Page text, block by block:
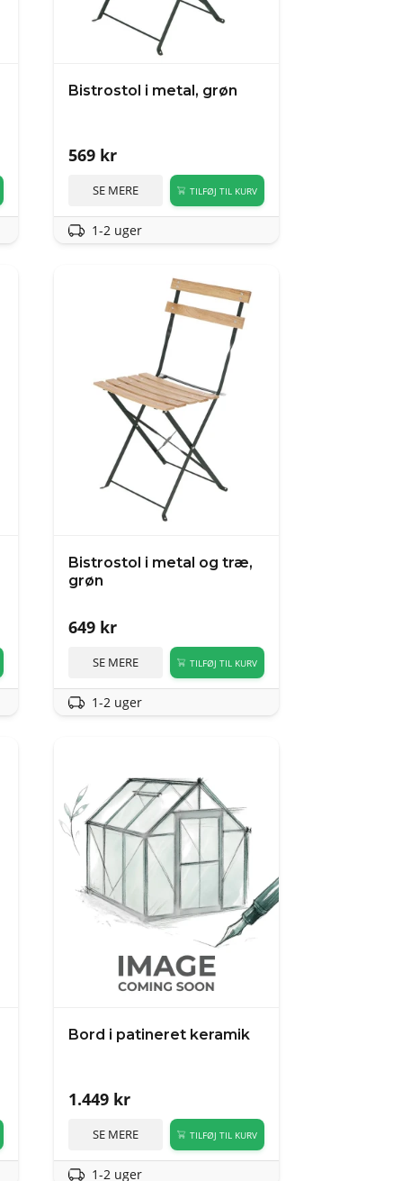
Bistrostol i metal, grøn
569 kr
SE MERE TILFØJ TIL KURV
1-2 uger
Bistrostol i metal og træ,
grøn
649 kr
SE MERE TILFØJ TIL KURV
1-2 uger
Bord i patineret keramik
1.449 kr
SE MERE TILFØJ TIL KURV
1-2 uger